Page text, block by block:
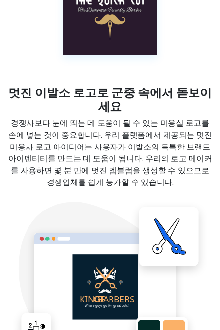
멋진 이발소 로고로 군중 속에서 돋보이
세요
경쟁사보다 눈에 띄는 데 도움이 될 수 있는 미용실 로고를
손에 넣는 것이 중요합니다. 우리 플랫폼에서 제공되는 멋진
미용사 로고 아이디어는 사용자가 이발소의 독특한 브랜드
아이덴티티를 만드는 데 도움이 됩니다. 우리의 로고 메이커
를 사용하면 몇 분 만에 멋진 엠블럼을 생성할 수 있으므로
경쟁업체를 쉽게 능가할 수 있습니다.